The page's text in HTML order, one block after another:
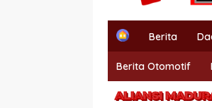
H
m
e
Berita
Berita Otomotif
ALIANSI